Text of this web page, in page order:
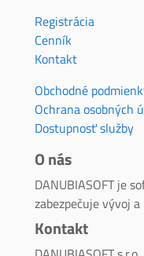
Registrácia
Cenník
Kontakt
Obchodné
Ochrana osobných
Dostupnosť služby
O nás
DANUBIASOFT je
zabezpečuje vývoj
Kontakt